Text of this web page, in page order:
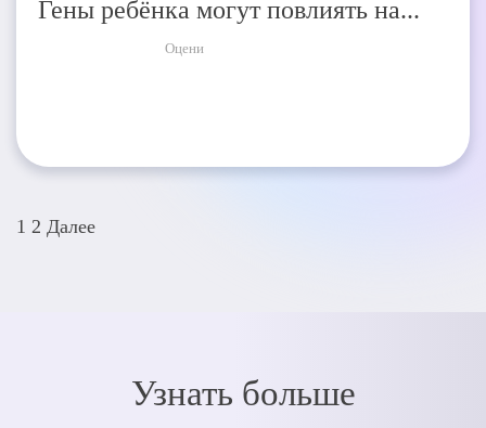
Гены ребёнка могут повлиять на...
Оцени
Пагинация
1 2 Далее
Узнать больше